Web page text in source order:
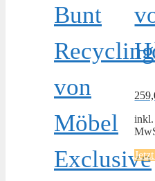
Bunt
von
Möbel
Exclusive